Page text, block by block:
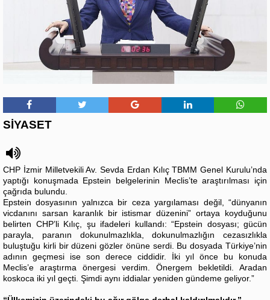
SİYASET
CHP İzmir Milletvekili Av. Sevda Erdan Kılıç TBMM Genel Kurulu’nda
yaptığı konuşmada Epstein belgelerinin Meclis’te araştırılması için
çağrıda bulundu.
Epstein dosyasının yalnızca bir ceza yargılaması değil, “dünyanın
vicdanını sarsan karanlık bir istismar düzenini” ortaya koyduğunu
belirten CHP’li Kılıç, şu ifadeleri kullandı: “Epstein dosyası; gücün
parayla, paranın dokunulmazlıkla, dokunulmazlığın cezasızlıkla
buluştuğu kirli bir düzeni gözler önüne serdi. Bu dosyada Türkiye’nin
adının geçmesi ise son derece ciddidir. İki yıl önce bu konuda
Meclis’e araştırma önergesi verdim. Önergem bekletildi. Aradan
koskoca iki yıl geçti. Şimdi aynı iddialar yeniden gündeme geliyor.”